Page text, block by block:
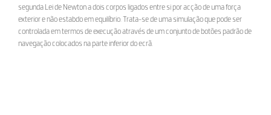
segunda Lei de Newton a dois corpos ligados entre si por acção de uma força
exterior e não estabdo em equilíbrio. Trata-se de uma simulação que pode ser
controlada em termos de execução através de um conjunto de botões padrão de
navegação colocados na parte inferior do ecrã.